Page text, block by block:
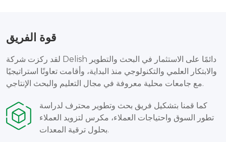
قوة الفريق
لقد ركزت شركة Delish دائمًا على الاستثمار في البحث والتطوير
والابتكار العلمي والتكنولوجي منذ البداية، وأقامت تعاونًا استراتيجيًا
مع جامعات محلية معروفة في مجال التعليم والبحث الإنتاجي.
كما قمنا بتشكيل فريق بحث وتطوير محترف لدراسة
تطور السوق واحتياجات العملاء، مكرس لتزويد العملاء
بحلول ترقية المعدات.